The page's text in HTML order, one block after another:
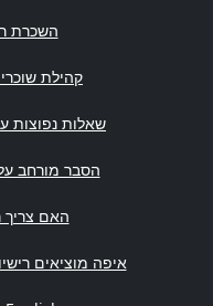
השכרת
קהילת
שאלות נפוצות
הסבר מורחב
האם צריך
איפה מוציאים